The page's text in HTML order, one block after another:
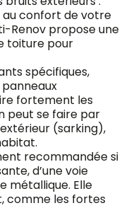
au confort de votre
Renov propose une
toiture pour
spécifiques,
fortement les
peut se faire par
(sarking),
recommandée si
d’une voie
métallique. Elle
comme les fortes